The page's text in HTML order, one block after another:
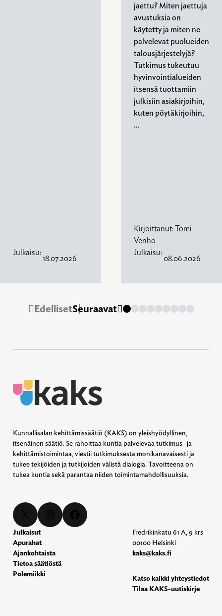
Julkaisu:
18.07.2026
jaettu? Miten jaettuja
avustuksia on
käytetty ja miten ne
palvelevat puolueiden
talousjärjestelyjä?
Tutkimus tukeutuu
hyvinvointialueiden
itsensä tuottamiin
julkisiin asiakirjoihin,
kuten pöytäkirjoihin,
…
Kirjoittanut:Tomi
Venho
Julkaisu:
08.06.2026
EdellisetSeuraavat
Kunnallisalan kehittämissäätiö (KAKS) on yleishyödyllinen,
itsenäinen säätiö. Se rahoittaa kuntia palvelevaa tutkimus- ja
kehittämistoimintaa, viestii tutkimuksesta monikanavaisesti ja
tukee tekijöiden ja tutkijoiden välistä dialogia. Tavoitteena on
tukea kuntia sekä parantaa niiden toimintamahdollisuuksia.
X Instagram Facebook
Julkaisut
Apurahat
Ajankohtaista
Tietoa säätiöstä
Polemiikki
Fredrikinkatu 61 A, 9 krs
00100 Helsinki
kaks@kaks.fi
Katso kaikki yhteystiedot
Tilaa KAKS-uutiskirje